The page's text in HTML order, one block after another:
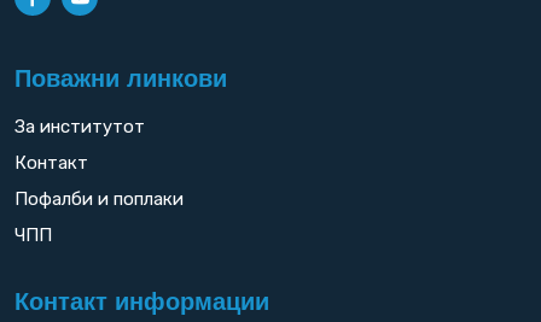
Поважни линкови
За институтот
Контакт
Пофалби и поплаки
ЧПП
Контакт информации